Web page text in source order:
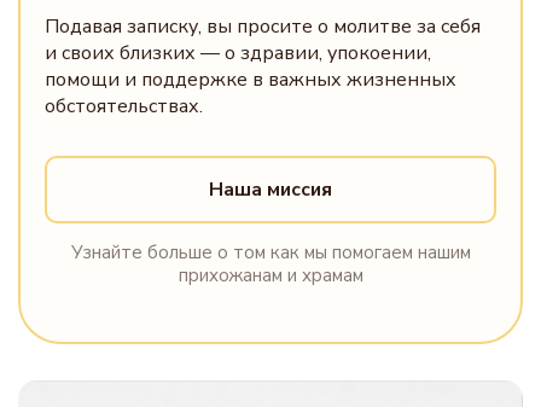
Подавая записку, вы просите о молитве за себя
и своих близких — о здравии, упокоении,
помощи и поддержке в важных жизненных
обстоятельствах.
Наша миссия
Узнайте больше о том как мы помогаем нашим
прихожанам и храмам